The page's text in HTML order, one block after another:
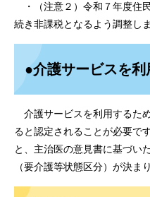
・（注意２）令和７年度住
続き非課税となるよう調整し
●介護サービスを
介護サービスを利用するた
ると認定されることが必要で
と、主治医の意見書に基づい
（要介護等状態区分）が決ま